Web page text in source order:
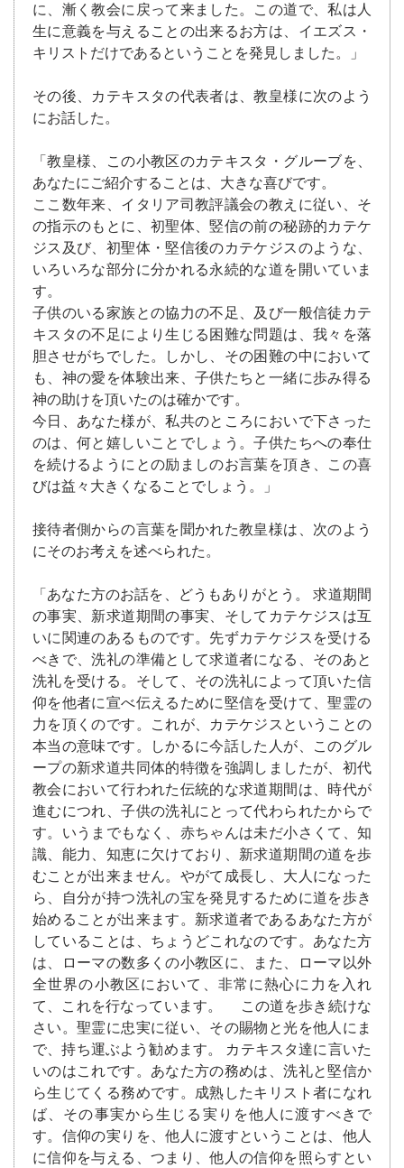
に、漸く教会に戻って来ました。この道で、私は人
生に意義を与えることの出来るお方は、イエズス・
キリストだけであるということを発見しました。」
その後、カテキスタの代表者は、教皇様に次のよう
にお話した。
「教皇様、この小教区のカテキスタ・グルーブを、
あなたにご紹介することは、大きな喜びです。
ここ数年来、イタリア司教評議会の教えに従い、そ
の指示のもとに、初聖体、竪信の前の秘跡的カテケ
ジス及び、初聖体・堅信後のカテケジスのような、
いろいろな部分に分かれる永続的な道を開いていま
す。
子供のいる家族との協力の不足、及び一般信徒カテ
キスタの不足により生じる困難な問題は、我々を落
胆させがちでした。しかし、その困難の中において
も、神の愛を体験出来、子供たちと一緒に歩み得る
神の助けを頂いたのは確かです。
今日、あなた様が、私共のところにおいで下さった
のは、何と嬉しいことでしょう。子供たちへの奉仕
を続けるようにとの励ましのお言葉を頂き、この喜
びは益々大きくなることでしょう。」
接待者側からの言葉を聞かれた教皇様は、次のよう
にそのお考えを述べられた。
「あなた方のお話を、どうもありがとう。 求道期間
の事実、新求道期間の事実、そしてカテケジスは互
いに関連のあるものです。先ずカテケジスを受ける
べきで、洗礼の準備として求道者になる、そのあと
洗礼を受ける。そして、その洗礼によって頂いた信
仰を他者に宣べ伝えるために堅信を受けて、聖霊の
力を頂くのです。これが、カテケジスということの
本当の意味です。しかるに今話した人が、このグル
ープの新求道共同体的特徴を強調しましたが、初代
教会において行われた伝統的な求道期間は、時代が
進むにつれ、子供の洗礼にとって代わられたからで
す。いうまでもなく、赤ちゃんは未だ小さくて、知
識、能力、知恵に欠けており、新求道期間の道を歩
むことが出来ません。やがて成長し、大人になった
ら、自分が持つ洗礼の宝を発見するために道を歩き
始めることが出来ます。新求道者であるあなた方が
していることは、ちょうどこれなのです。あなた方
は、ローマの数多くの小教区に、また、ローマ以外
全世界の小教区において、非常に熱心に力を入れ
て、これを行なっています。 この道を歩き続けな
さい。聖霊に忠実に従い、その賜物と光を他人にま
で、持ち運ぶよう勧めます。 カテキスタ達に言いた
いのはこれです。あなた方の務めは、洗礼と堅信か
ら生じてくる務めです。成熟したキリスト者になれ
ば、その事実から生じる実りを他人に渡すべきで
す。信仰の実りを、他人に渡すということは、他人
に信仰を与える、つまり、他人の信仰を照らすとい